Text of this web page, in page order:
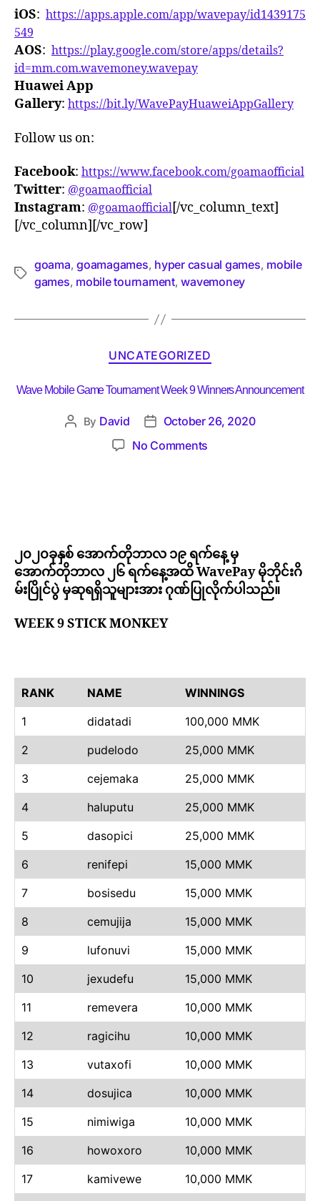
iOS: https://apps.apple.com/app/wavepay/id1439175
549
AOS: https://play.google.com/store/apps/details?
id=mm.com.wavemoney.wavepay
Huawei App
Gallery: https://bit.ly/WavePayHuaweiAppGallery
Follow us on:
Facebook: https://www.facebook.com/goamaofficial
Twitter: @goamaofficial
Instagram: @goamaofficial[/vc_column_text]
[/vc_column][/vc_row]
goama,goamagames, hyper casual games, mobile
games, mobile tournament,wavemoney
UNCATEGORIZED
Wave Mobile Game Tournament Week 9 Winners Announcement
By David
October 26, 2020
No Comments
၂၀၂၀ခုနှစ် အောက်တိုဘာလ ၁၉ ရက်နေ့ မှ
အောက်တိုဘာလ ၂၆ ရက်နေ့အထိ WavePay မိုဘိုင်းဂိ
မ်းပြိုင်ပွဲ မှဆုရရှိသူများအား ဂုဏ်ပြုလိုက်ပါသည်။
WEEK 9 STICK MONKEY
RANK NAME
WINNINGS
1
didatadi
100,000 MMK
2
pudelodo
25,000 MMK
3
cejemaka
25,000 MMK
4
haluputu
25,000 MMK
5
dasopici
25,000 MMK
6
renifepi
15,000 MMK
7
bosisedu
15,000 MMK
8
cemujija
15,000 MMK
9
lufonuvi
15,000 MMK
10
jexudefu
15,000 MMK
11
remevera
10,000 MMK
12
ragicihu
10,000 MMK
13
vutaxofi
10,000 MMK
14
dosujica
10,000 MMK
15
nimiwiga
10,000 MMK
16
howoxoro
10,000 MMK
17
kamivewe
10,000 MMK